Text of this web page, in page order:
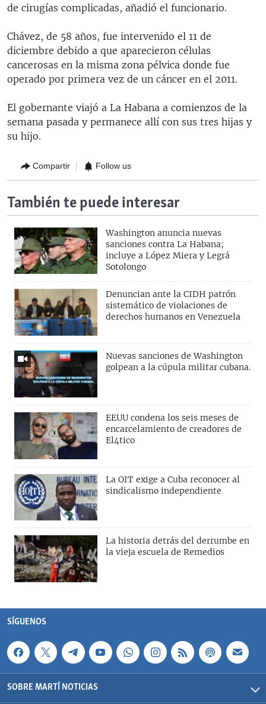
de cirugías complicadas, añadió el funcionario.
Chávez, de 58 años, fue intervenido el 11 de
diciembre debido a que aparecieron células
cancerosas en la misma zona pélvica donde fue
operado por primera vez de un cáncer en el 2011.
El gobernante viajó a La Habana a comienzos de la
semana pasada y permanece allí con sus tres hijas y
su hijo.
Compartir Follow us
También te puede interesar
Washington anuncia nuevas
sanciones contra La Habana;
incluye a López Miera y Legrá
Sotolongo
Denuncian ante la CIDH patrón
sistemático de violaciones de
derechos humanos en Venezuela
Nuevas sanciones de Washington
golpean a la cúpula militar cubana.
EEUU condena los seis meses de
encarcelamiento de creadores de
El4tico
La OIT exige a Cuba reconocer al
sindicalismo independiente
La historia detrás del derrumbe en
la vieja escuela de Remedios
SÍGUENOS
SOBRE MARTÍ NOTICIAS